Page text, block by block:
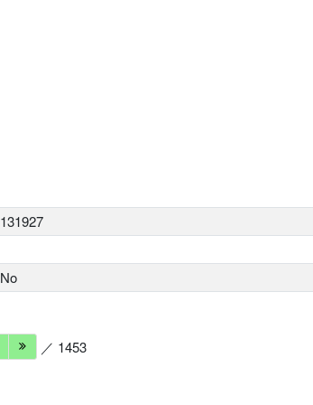
131927
No
／ 1453